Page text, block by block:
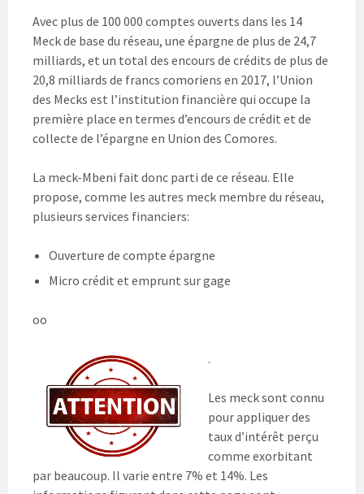
Avec plus de 100 000 comptes ouverts dans les 14
Meck de base du réseau, une épargne de plus de 24,7
milliards, et un total des encours de crédits de plus de
20,8 milliards de francs comoriens en 2017, l’Union
des Mecks est l’institution financière qui occupe la
première place en termes d’encours de crédit et de
collecte de l’épargne en Union des Comores.
La meck-Mbeni fait donc parti de ce réseau. Elle
propose, comme les autres meck membre du réseau,
plusieurs services financiers:
Ouverture de compte épargne
Micro crédit et emprunt sur gage
oo
.
Les meck sont connu
pour appliquer des
taux d’intérêt perçu
comme exorbitant
par beaucoup. Il varie entre 7% et 14%. Les